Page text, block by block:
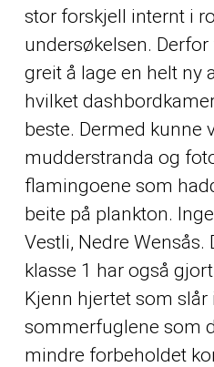
stor forskjell internt i
undersøkelsen.
greit å lage en helt ny
hvilket
beste. Dermed kunne
mudderstranda og
flamingoene som
beite på plankton.
Vestli, Nedre Wensås.
klasse 1 har også
Kjenn hjertet som slår
sommerfuglene som
mindre forbeholdet